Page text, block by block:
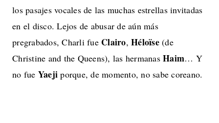
los pasajes vocales de las muchas estrellas invitadas
en el disco. Lejos de abusar de aún más
pregrabados, Charli fue Clairo, Héloïse(de
Christine and the Queens), las hermanas Haim… Y
no fue Yaeji porque, de momento, no sabe coreano.